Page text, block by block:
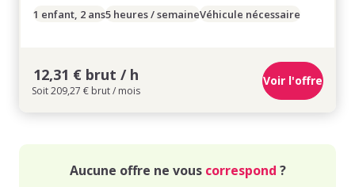
1 enfant, 2 ans5 heures / semaineVéhicule nécessaire
12,31 € brut / h
Soit 209,27 € brut / mois
Voir l'offre
Aucune offre ne vous correspond ?